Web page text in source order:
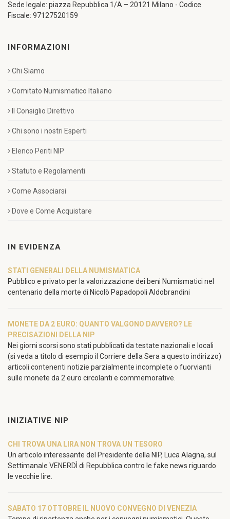
Sede legale: piazza Repubblica 1/A – 20121 Milano - Codice
Fiscale: 97127520159
INFORMAZIONI
Chi Siamo
Comitato Numismatico Italiano
Il Consiglio Direttivo
Chi sono i nostri Esperti
Elenco Periti NIP
Statuto e Regolamenti
Come Associarsi
Dove e Come Acquistare
IN EVIDENZA
STATI GENERALI DELLA NUMISMATICA
Pubblico e privato per la valorizzazione dei beni Numismatici nel
centenario della morte di Nicolò Papadopoli Aldobrandini
MONETE DA 2 EURO: QUANTO VALGONO DAVVERO? LE
PRECISAZIONI DELLA NIP
Nei giorni scorsi sono stati pubblicati da testate nazionali e locali
(si veda a titolo di esempio il Corriere della Sera a questo indirizzo)
articoli contenenti notizie parzialmente incomplete o fuorvianti
sulle monete da 2 euro circolanti e commemorative.
INIZIATIVE NIP
CHI TROVA UNA LIRA NON TROVA UN TESORO
Un articolo interessante del Presidente della NIP, Luca Alagna, sul
Settimanale VENERDÌ di Repubblica contro le fake news riguardo
le vecchie lire.
SABATO 17 OTTOBRE IL NUOVO CONVEGNO DI VENEZIA